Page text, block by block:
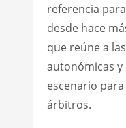
referencia
desde hace
que reúne a
autonómicas
escenario
árbitros.